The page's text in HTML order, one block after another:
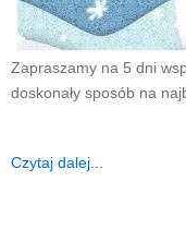
Zapraszamy na 5 dni
doskonały sposób na
Czytaj dalej...